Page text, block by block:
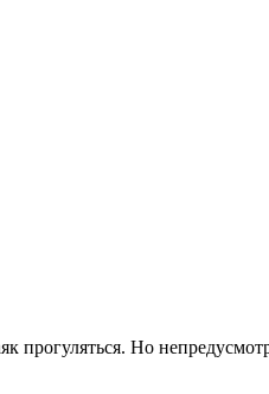
прогуляться. Но